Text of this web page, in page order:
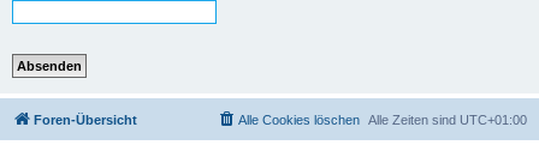
Foren-Übersicht Alle Zeiten sind UTC+01:00
Alle Cookies löschen